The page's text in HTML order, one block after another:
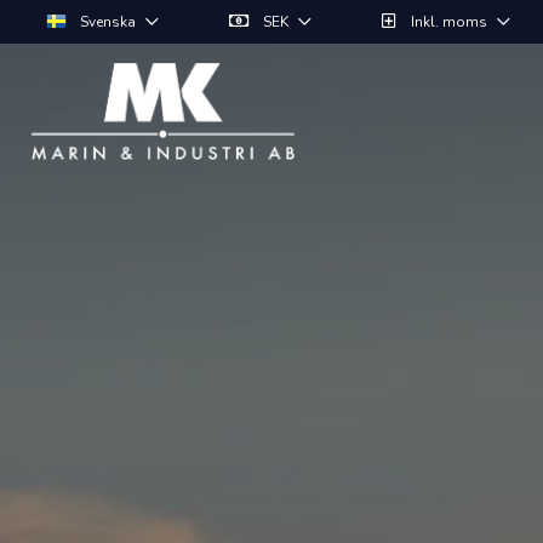
Svenska SEK Inkl. moms